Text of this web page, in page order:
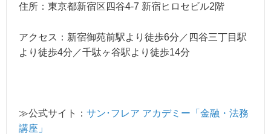
住所：東京都新宿区四谷4-7 新宿ヒロセビル2階
アクセス：新宿御苑前駅より徒歩6分／四谷三丁目駅
より徒歩4分／千駄ヶ谷駅より徒歩14分
≫公式サイト： サン･フレア アカデミー「金融・法務
講座」